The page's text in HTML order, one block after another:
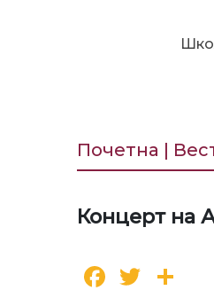
Почетна |
Концерт на